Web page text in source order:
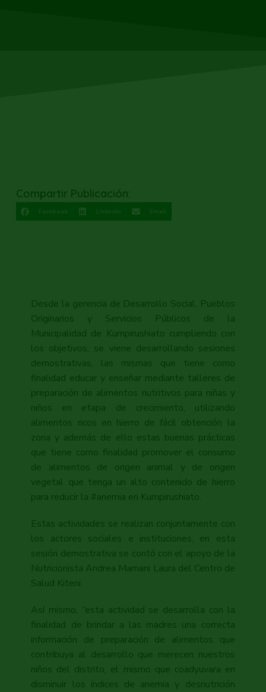
Compartir Publicación:
Facebook LinkedIn Email
Desde la gerencia de Desarrollo Social, Pueblos
Originarios y Servicios Públicos de la
Municipalidad de Kumpirushiato cumpliendo con
los objetivos, se viene desarrollando sesiones
demostrativas, las mismas que tiene como
finalidad educar y enseñar mediante talleres de
preparación de alimentos nutritivos para niñas y
niños en etapa de crecimiento, utilizando
alimentos ricos en hierro de fácil obtención la
zona y además de ello estas buenas prácticas
que tiene como finalidad promover el consumo
de alimentos de origen animal y de origen
vegetal que tenga un alto contenido de hierro
para reducir la #anemia en Kumpirushiato.
Estas actividades se realizan conjuntamente con
los actores sociales e instituciones, en esta
sesión demostrativa se contó con el apoyo de la
Nutricionista Andrea Mamani Laura del Centro de
Salud Kiteni.
Así mismo, “esta actividad se desarrolla con la
finalidad de brindar a las madres una correcta
información de preparación de alimentos que
contribuya al desarrollo que merecen nuestros
niños del distrito, el mismo que coadyuvara en
disminuir los índices de anemia y desnutrición